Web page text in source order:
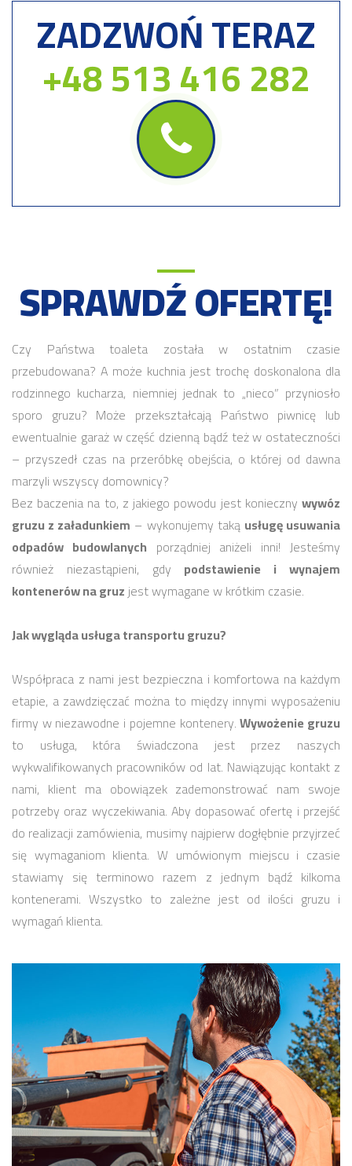
ZADZWOŃ TERAZ
+48 513 416 282
SPRAWDŹ OFERTĘ!
Czy Państwa toaleta została w ostatnim czasie
przebudowana? A może kuchnia jest trochę doskonalona dla
rodzinnego kucharza, niemniej jednak to „nieco” przyniosło
sporo gruzu? Może przekształcają Państwo piwnicę lub
ewentualnie garaż w część dzienną bądź też w ostateczności
– przyszedł czas na przeróbkę obejścia, o której od dawna
marzyli wszyscy domownicy?
Bez baczenia na to, z jakiego powodu jest konieczny wywóz
gruzu z załadunkiem – wykonujemy taką usługę usuwania
odpadów budowlanych porządniej aniżeli inni! Jesteśmy
również niezastąpieni, gdy podstawienie i wynajem
kontenerów na gruzjest wymagane w krótkim czasie.
Jak wygląda usługa transportu gruzu?
Współpraca z nami jest bezpieczna i komfortowa na każdym
etapie, a zawdzięczać można to między innymi wyposażeniu
firmy w niezawodne i pojemne kontenery.Wywożenie gruzu
to usługa, która świadczona jest przez naszych
wykwalifikowanych pracowników od lat. Nawiązując kontakt z
nami, klient ma obowiązek zademonstrować nam swoje
potrzeby oraz wyczekiwania. Aby dopasować ofertę i przejść
do realizacji zamówienia, musimy najpierw dogłębnie przyjrzeć
się wymaganiom klienta. W umówionym miejscu i czasie
stawiamy się terminowo razem z jednym bądź kilkoma
kontenerami. Wszystko to zależne jest od ilości gruzu i
wymagań klienta.